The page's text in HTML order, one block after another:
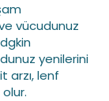
vücudunuz
yenilerini
arzı, lenf